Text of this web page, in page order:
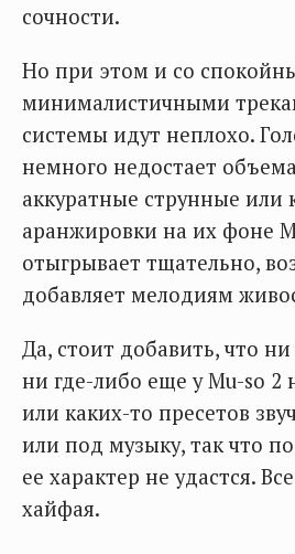
сочности.
Но при этом и со
минималистичными
системы идут неплохо.
немного недостает
аккуратные струнные или
аранжировки на их фоне
отыгрывает тщательно,
добавляет мелодиям
Да, стоит добавить, что
ни где-либо еще у Mu-so 2
или каких-то пресетов
или под музыку, так что
ее характер не удастся.
хайфая.